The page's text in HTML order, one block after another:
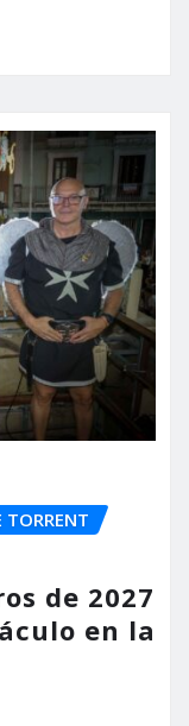
TORRENT
de 2027
en la